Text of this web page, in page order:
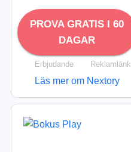
PROVA GRATIS I 60
DAGAR
Erbjudande Reklamlänk
Läs mer om Nextory